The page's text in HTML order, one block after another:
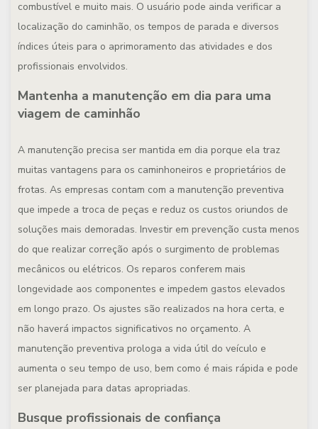
combustível e muito mais. O usuário pode ainda verificar a
localização do caminhão, os tempos de parada e diversos
índices úteis para o aprimoramento das atividades e dos
profissionais envolvidos.
Mantenha a manutenção em dia para uma
viagem de caminhão
A manutenção precisa ser mantida em dia porque ela traz
muitas vantagens para os caminhoneiros e proprietários de
frotas. As empresas contam com a manutenção preventiva
que impede a troca de peças e reduz os custos oriundos de
soluções mais demoradas. Investir em prevenção custa menos
do que realizar correção após o surgimento de problemas
mecânicos ou elétricos. Os reparos conferem mais
longevidade aos componentes e impedem gastos elevados
em longo prazo. Os ajustes são realizados na hora certa, e
não haverá impactos significativos no orçamento. A
manutenção preventiva prologa a vida útil do veículo e
aumenta o seu tempo de uso, bem como é mais rápida e pode
ser planejada para datas apropriadas.
Busque profissionais de confiança